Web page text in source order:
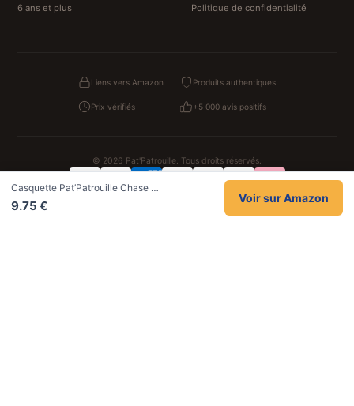
6 ans et plus Politique de confidentialité
Liens vers Amazon Produits authentiques
Prix vérifiés +5 000 avis positifs
© 2026 Pat'Patrouille. Tous droits réservés.
Confidentialité CGV Mentions légales
Casquette Pat’Patrouille Chase …
9.75 €
Voir sur Amazon